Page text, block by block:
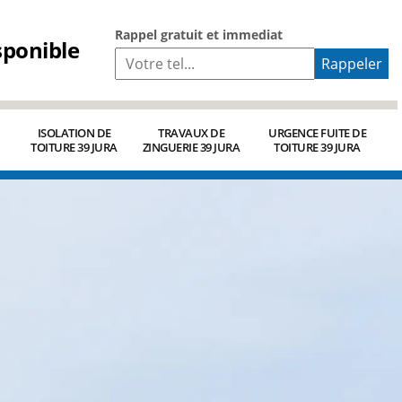
Rappel gratuit et immediat
ISOLATION DE
TOITURE 39 JURA
TRAVAUX DE
ZINGUERIE 39 JURA
URGENCE FUITE DE
TOITURE 39 JURA